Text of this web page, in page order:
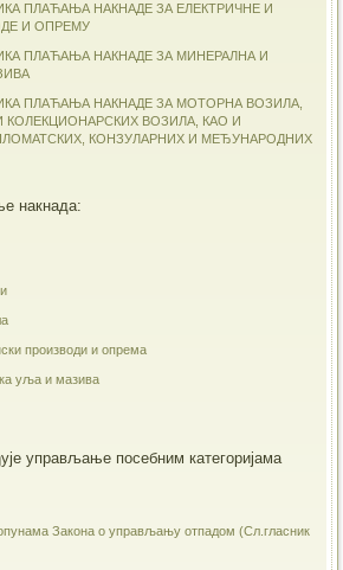
ПЛАЋАЊА НАКНАДЕ ЗА ЕЛЕКТРИЧНЕ И
И ОПРЕМУ
ПЛАЋАЊА НАКНАДЕ ЗА МИНЕРАЛНА И
ПЛАЋАЊА НАКНАДЕ ЗА МОТОРНА ВОЗИЛА,
КОЛЕКЦИОНАРСКИХ ВОЗИЛА, КАО И
КОНЗУЛАРНИХ И МЕЂУНАРОДНИХ
накнада:
производи и опрема
уља и мазива
управљање посебним категоријама
Закона о управљању отпадом (Сл.гласник